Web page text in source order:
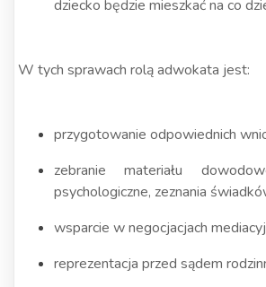
dziecko będzie mieszkać na co
W tych sprawach rolą adwokata jest:
przygotowanie odpowiednich
zebranie materiału
psychologiczne, zeznania
wsparcie w negocjacjach
reprezentacja przed sądem